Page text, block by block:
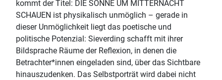
kommt der Titel: DIE SONNE UM MITTERNACHT
SCHAUEN ist physikalisch unmöglich – gerade in
dieser Unmöglichkeit liegt das poetische und
politische Potenzial: Sieverding schafft mit ihrer
Bildsprache Räume der Reflexion, in denen die
Betrachter*innen eingeladen sind, über das Sichtbare
hinauszudenken. Das Selbstporträt wird dabei nicht